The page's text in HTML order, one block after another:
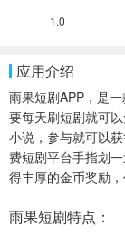
1.0
应用介绍
雨果短剧APP，是
要每天刷短剧就可
小说，参与就可以
费短剧平台手指划
得丰厚的金币奖励
雨果短剧特点：